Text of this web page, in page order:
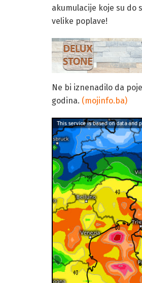
akumulacije koje su do
velike poplave!
Ne bi iznenadilo da
godina. (mojinfo.ba)